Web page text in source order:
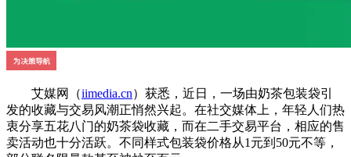
艾媒网（iimedia.cn）获悉，近日，一场由奶茶包装袋引
发的收藏与交易风潮正悄然兴起。在社交媒体上，年轻人们热
衷分享五花八门的奶茶袋收藏，而在二手交易平台，相应的售
卖活动也十分活跃。不同样式包装袋价格从1元到50元不等，